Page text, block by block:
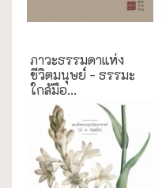
ภาวะธรรมดาแห่ง
ชีวิตมนุษย์ - ธรรมะ
ใกล้มือ...